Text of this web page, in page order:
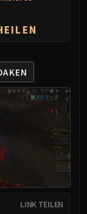
LINK TEILEN